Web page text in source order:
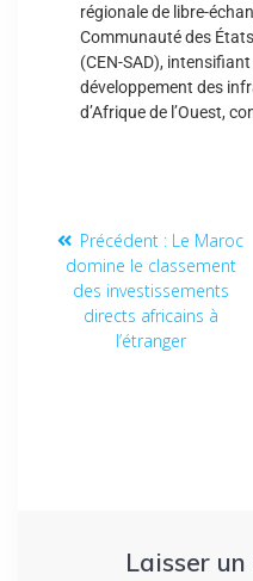
régionale de libre-
Communauté des
(CEN-SAD),
développement des
d’Afrique de l’Ouest,
Précédent : Le Maroc
domine le classement
des investissements
directs africains à
l’étranger
Laisser